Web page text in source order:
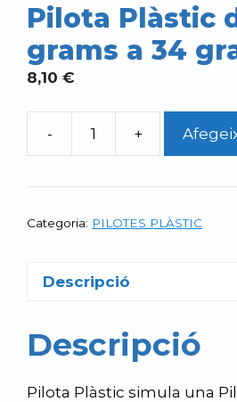
Pilota Plàstic
grams a 34
8,10 €
-
quantitat
Pilota
de
grams
+
Categoria: PILOTES PLÀSTIC
Descripció
Descripció
Pilota Plàstic simula una